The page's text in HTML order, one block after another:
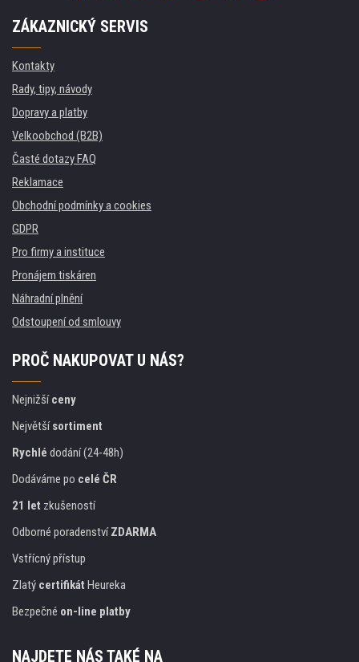
ZÁKAZNICKÝ SERVIS
Kontakty
Rady, tipy, návody
Dopravy a platby
Velkoobchod (B2B)
Časté dotazy FAQ
Reklamace
Obchodní podmínky a cookies
GDPR
Pro firmy a instituce
Pronájem tiskáren
Náhradní plnění
Odstoupení od smlouvy
PROČ NAKUPOVAT U NÁS?
Nejnižšíceny
Největšísortiment
Rychlé dodání (24-48h)
Dodáváme po celé ČR
21 let zkušeností
Odborné poradenstvíZDARMA
Vstřícný přístup
Zlatý certifikát Heureka
Bezpečné on-line platby
NAJDETE NÁS TAKÉ NA